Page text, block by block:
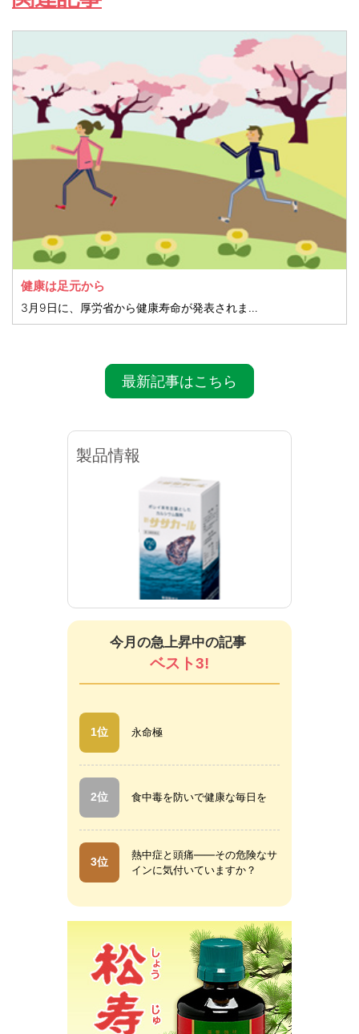
健康は足元から
3月9日に、厚労省から健康寿命が発表されました。健康寿命とは、健康上の理由で日常生活が制限されることなく過ごせる寿命のことです。
最新記事はこちら
製品情報
新ササカール（錠剤）
今月の急上昇中の記事
ベスト3!
1位 永命極
2位 食中毒を防いで健康な毎日を
3位
熱中症と頭痛――その危険なサ
インに気付いていますか？